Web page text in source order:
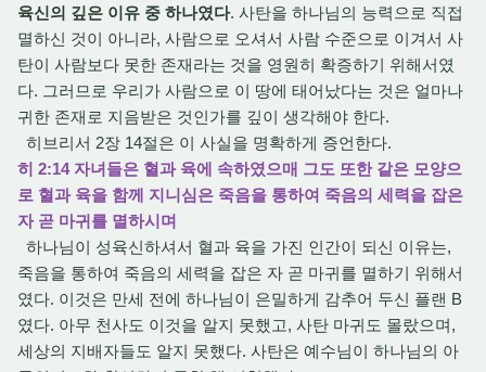
육신의 깊은 이유 중 하나였다. 사탄을 하나님의 능력으로 직접
멸하신 것이 아니라, 사람으로 오셔서 사람 수준으로 이겨서 사
탄이 사람보다 못한 존재라는 것을 영원히 확증하기 위해서였
다. 그러므로 우리가 사람으로 이 땅에 태어났다는 것은 얼마나
귀한 존재로 지음받은 것인가를 깊이 생각해야 한다.
히브리서 2장 14절은 이 사실을 명확하게 증언한다.
히 2:14 자녀들은 혈과 육에 속하였으매 그도 또한 같은 모양으
로 혈과 육을 함께 지니심은 죽음을 통하여 죽음의 세력을 잡은
자 곧 마귀를 멸하시며
하나님이 성육신하셔서 혈과 육을 가진 인간이 되신 이유는,
죽음을 통하여 죽음의 세력을 잡은 자 곧 마귀를 멸하기 위해서
였다. 이것은 만세 전에 하나님이 은밀하게 감추어 두신 플랜 B
였다. 아무 천사도 이것을 알지 못했고, 사탄 마귀도 몰랐으며,
세상의 지배자들도 알지 못했다. 사탄은 예수님이 하나님의 아